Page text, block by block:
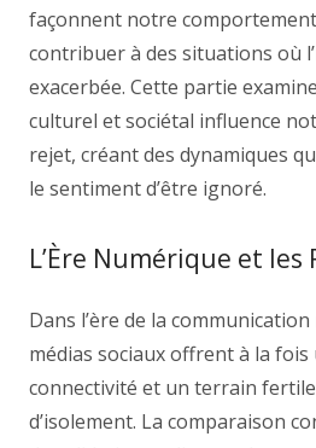
façonnent notre
contribuer à des situations où
exacerbée. Cette partie
culturel et sociétal influence
rejet, créant des dynamiques
le sentiment d’être ignoré.
L’Ère Numérique et les
Dans l’ère de la
médias sociaux offrent à la
connectivité et un terrain
d’isolement. La comparaison